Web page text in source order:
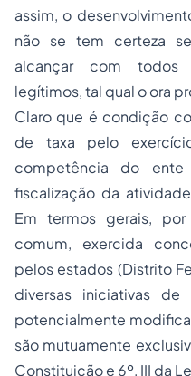
assim, o
não se tem certeza
alcançar com todos
legítimos, tal qual o ora
Claro que é condição
de taxa pelo
competência do
fiscalização da
Em termos gerais,
comum, exercida
pelos estados (Distrito
diversas iniciativas de
potencialmente
são mutuamente
Constituição e 6º, III da